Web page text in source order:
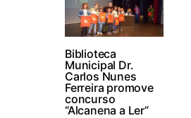
Biblioteca
Municipal Dr.
Carlos Nunes
Ferreira promove
concurso
“Alcanena a Ler”